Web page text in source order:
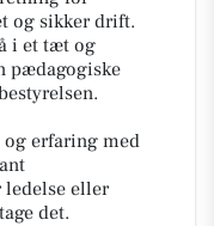
og sikker drift.
i et tæt og
pædagogiske
erfaring med
ledelse eller
det.